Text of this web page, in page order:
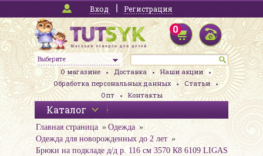
Вход Регистрация
Выберите
0
О магазине Доставка
Наши акции
Обработка персональных данных
Статьи
Опт
Контакты
Каталог
Главная страница
Одежда
Одежда для новорожденных до 2 лет
Брюки на подкладе д/д р. 116 см 3570 К8 6109 LIGAS